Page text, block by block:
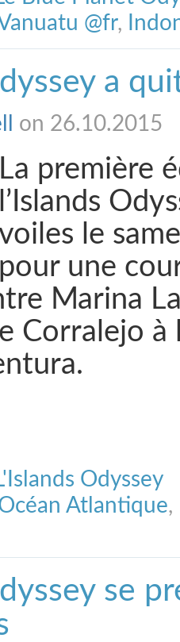
@fr,
a
on 26.10.2015
La première
l’Islands
le
pour une
Marina
Corralejo à
Odyssey
Atlantique,
se